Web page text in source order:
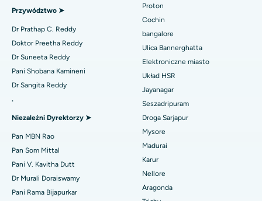
Znajdź diabetologa
Znajdź ginekologa
Znajdź psychologa
Znajdź chirurga ogólnego
Najlepszy szpital w Arilova, Vizag
Najlepszy szpital przy Kanpur Road w Lucknow
Najlepszy szpital w sektorze 26, Noida
Najlepszy szpital w Gandhinagarze, Ahmedabad
Najlepszy szpital w Aragondzie, Andhra Pradesh
Najlepszy szpital przy Bannerghatta Road w Bangalore
Najlepszy szpital w oddziale 15 w Bhubaneswar
Najlepszy szpital przy Seepat Road w Bilaspur
Naprawa zastawki MitraClip
Minimalnie inwazyjna kardiochirurgia
Ablacja cewnika
Operacja rekonstrukcji ACL
Ablacja endometrium
Embolizacja tętnicy macicznej
Cystektomia jajnika
Operacja raka piersi
Przywództwo ➤
Dr Prathap C. Reddy
Doktor Preetha Reddy
Dr Suneeta Reddy
Pani Shobana Kamineni
Dr Sangita Reddy
.
Niezależni Dyrektorzy ➤
Pan MBN Rao
Pan Som Mittal
Pani V. Kavitha Dutt
Dr Murali Doraiswamy
Pani Rama Bijapurkar
Proton
Cochin
bangalore
Ulica Bannerghatta
Elektroniczne miasto
Układ HSR
Jayanagar
Seszadripuram
Droga Sarjapur
Mysore
Madurai
Karur
Nellore
Aragonda